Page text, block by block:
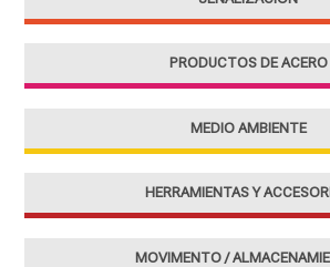
PRODUCTOS DE ACERO
MEDIO AMBIENTE
HERRAMIENTAS Y
MOVIMENTO /